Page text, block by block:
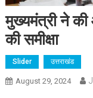
मुख्यमंत्री ने की
की समीक्षा
Slider उत्तराखंड
August 29, 2024